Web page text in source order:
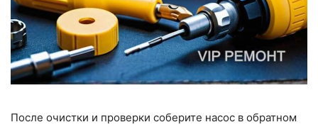
После очистки и проверки соберите насос в обратном